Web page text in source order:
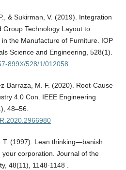
& Sukirman, V. (2019). Integration
Technology Layout to
the Manufacture of Furniture. IOP
Science and Engineering, 528(1).
899X/528/1/012058
Barraza, M. F. (2020). Root-Cause
4.0 Con. IEEE Engineering
48–56.
T. (1997). Lean thinking—banish
corporation. Journal of the
48(11), 1148-1148 .